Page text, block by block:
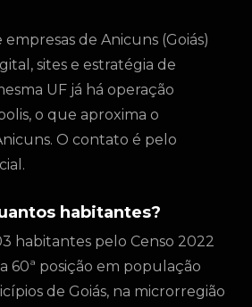
de Anicuns (Goiás)
sites e estratégia de
UF já há operação
o que aproxima o
O contato é pelo
habitantes?
habitantes pelo Censo 2022
60ª posição em população
de Goiás, na microrregião